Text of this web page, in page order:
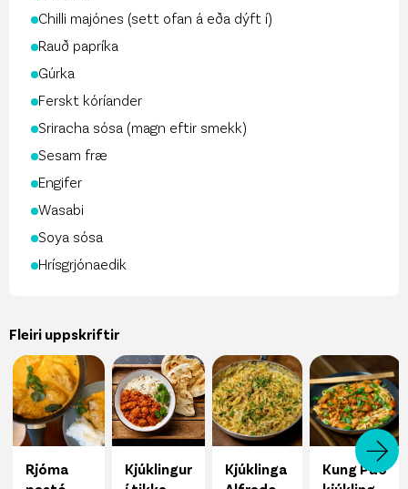
Chilli majónes (sett ofan á eða dýft í)
Rauð papríka
Gúrka
Ferskt kóríander
Sriracha sósa (magn eftir smekk)
Sesam fræ
Engifer
Wasabi
Soya sósa
Hrísgrjónaedik
Fleiri uppskriftir
Rjóma
Kjúklingur
Kjúklinga
Kung Pao